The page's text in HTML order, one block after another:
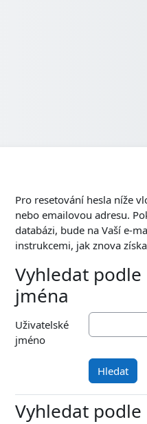
Pro resetování hesla níže
nebo emailovou adresu.
databázi, bude na Vaší e-
instrukcemi, jak znova
Vyhledat podle
Vyhledat
jména
Uživatelské
jméno
Vyhledat podle
Vyhledat